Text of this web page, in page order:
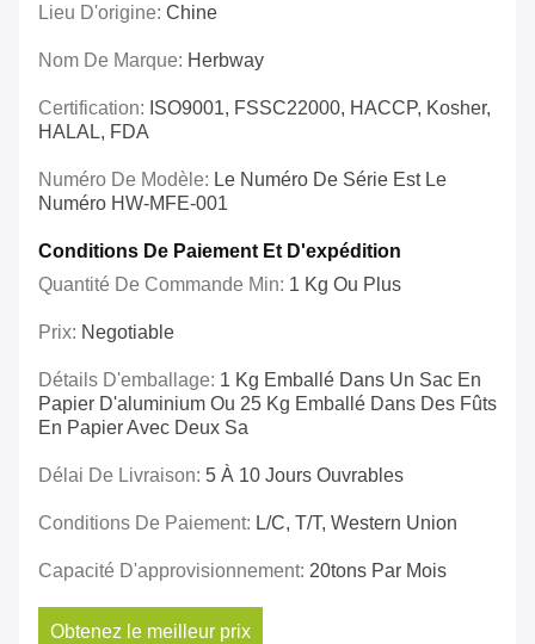
Lieu D'origine: Chine
Nom De Marque: Herbway
Certification: ISO9001, FSSC22000, HACCP, Kosher,
HALAL, FDA
Numéro De Modèle: Le Numéro De Série Est Le
Numéro HW-MFE-001
Conditions De Paiement Et D'expédition
Quantité De Commande Min: 1 Kg Ou Plus
Prix: Negotiable
Détails D'emballage: 1 Kg Emballé Dans Un Sac En
Papier D'aluminium Ou 25 Kg Emballé Dans Des Fûts
En Papier Avec Deux Sa
Délai De Livraison: 5 À 10 Jours Ouvrables
Conditions De Paiement: L/C, T/T, Western Union
Capacité D'approvisionnement: 20tons Par Mois
Obtenez le meilleur prix